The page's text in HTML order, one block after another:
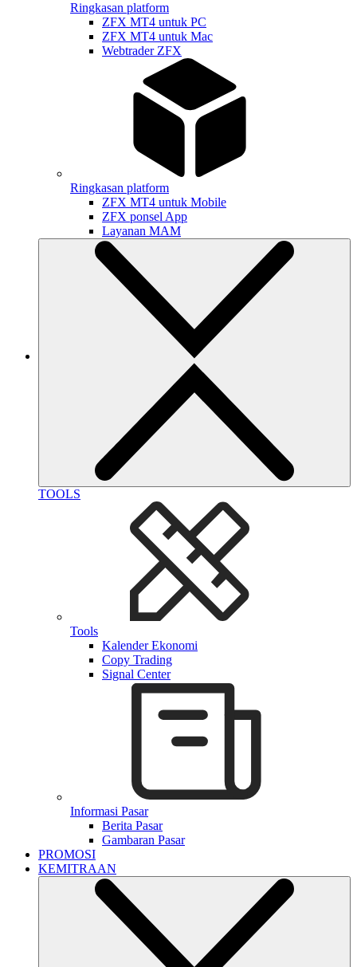
Ringkasan platform
ZFX MT4 untuk PC
ZFX MT4 untuk Mac
Webtrader ZFX
Ringkasan platform
ZFX MT4 untuk Mobile
ZFX ponsel App
Layanan MAM
TOOLS
Tools
Kalender Ekonomi
Copy Trading
Signal Center
Informasi Pasar
Berita Pasar
Gambaran Pasar
PROMOSI
KEMITRAAN